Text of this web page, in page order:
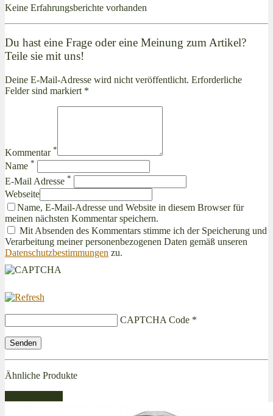
Keine Erfahrungsberichte vorhanden
Du hast eine Frage oder eine Meinung zum Artikel?
Teile sie mit uns!
Deine E-Mail-Adresse wird nicht veröffentlicht. Erforderliche
Felder sind markiert *
Kommentar *
Name *
E-Mail Adresse *
Webseite
Name, E-Mail-Adresse und Website in diesem Browser für
meinen nächsten Kommentar speichern.
Mit Absenden des Kommentars stimme ich der Speicherung und
Verarbeitung meiner personenbezogenen Daten gemäß unseren
Datenschutzbestimmungen zu.
CAPTCHA Code *
Ähnliche Produkte